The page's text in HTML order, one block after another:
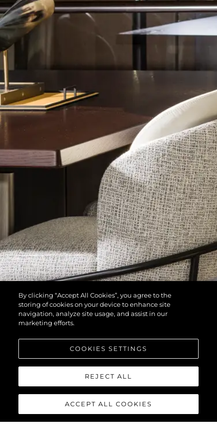
By clicking “Accept All Cookies”, you agree to the
storing of cookies on your device to enhance site
navigation, analyze site usage, and assist in our
marketing efforts.
COOKIES SETTINGS
REJECT ALL
ACCEPT ALL COOKIES